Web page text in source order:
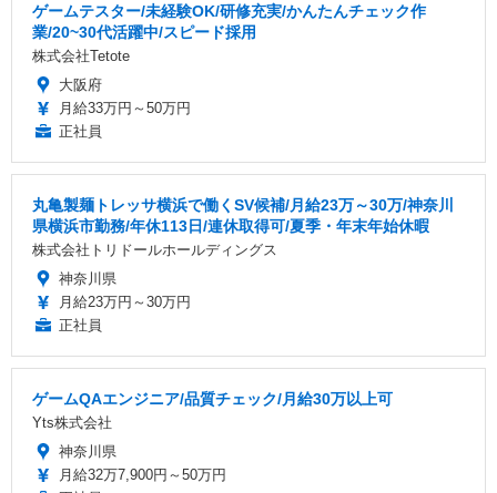
ゲームテスター/未経験OK/研修充実/かんたんチェック作
業/20~30代活躍中/スピード採用
株式会社Tetote
大阪府
月給33万円～50万円
正社員
丸亀製麺トレッサ横浜で働くSV候補/月給23万～30万/神奈川
県横浜市勤務/年休113日/連休取得可/夏季・年末年始休暇
株式会社トリドールホールディングス
神奈川県
月給23万円～30万円
正社員
ゲームQAエンジニア/品質チェック/月給30万以上可
Yts株式会社
神奈川県
月給32万7,900円～50万円